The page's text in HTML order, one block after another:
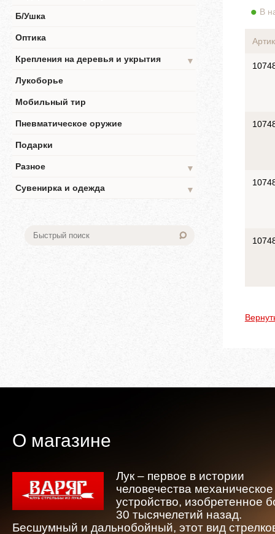
Б/Ушка
Оптика
Крепления на деревья и укрытия
▼
Лукоборье
Мобильный тир
Пневматическое оружие
Подарки
Разное
▼
Сувенирка и одежда
▼
В
О магазине
Лук – первое в истории
человечества механическое
устройство, изобретенное
30 тысячелетий назад.
Бесшумный и дальнобойный, этот вид